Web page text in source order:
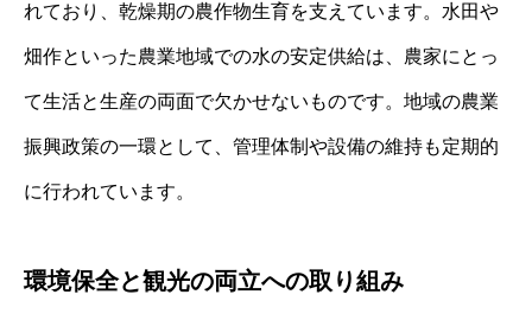
れており、乾燥期の農作物生育を支えています。水田や
畑作といった農業地域での水の安定供給は、農家にとっ
て生活と生産の両面で欠かせないものです。地域の農業
振興政策の一環として、管理体制や設備の維持も定期的
に行われています。
環境保全と観光の両立への取り組み